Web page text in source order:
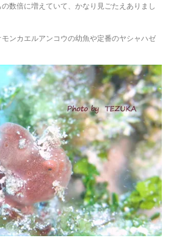
数倍に増えていて、かなり見ごたえありまし
ンカエルアンコウの幼魚や定番のヤシャハゼ